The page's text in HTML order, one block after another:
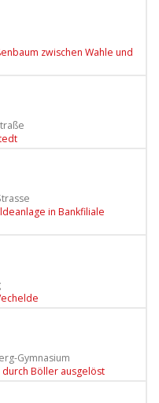
zwischen Wahle und
in Bankfiliale
Gymnasium
Böller ausgelöst